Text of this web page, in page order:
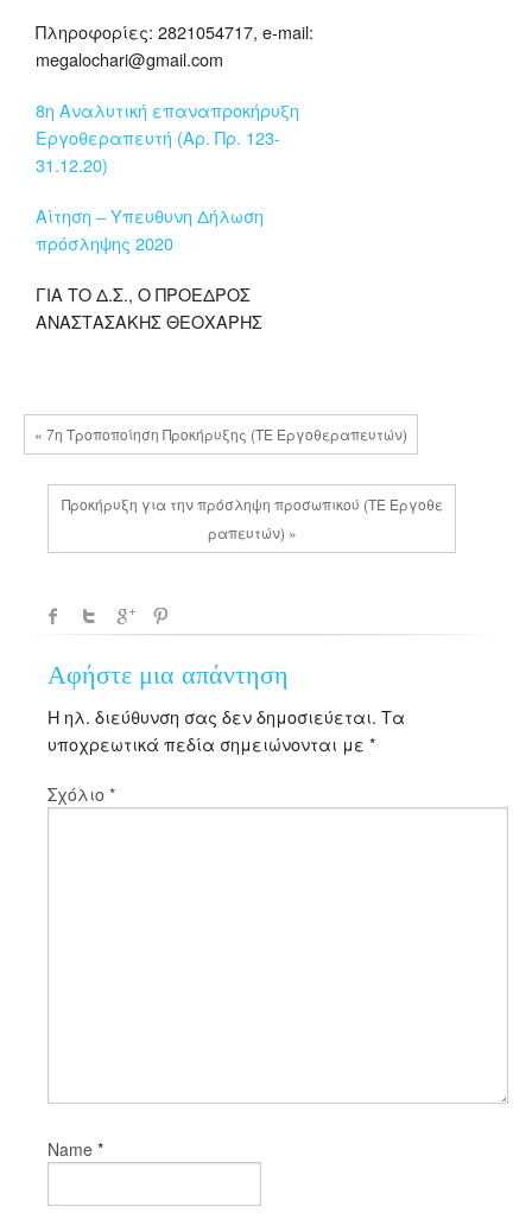
Πληροφορίες: 2821054717, e-mail:
megalochari@gmail.com
8η Αναλυτική επαναπροκήρυξη
Εργοθεραπευτή (Αρ. Πρ. 123-
31.12.20)
Αίτηση – Υπευθυνη Δήλωση
πρόσληψης 2020
ΓΙΑ ΤΟ Δ.Σ., Ο ΠΡΟΕΔΡΟΣ
ΑΝΑΣΤΑΣΑΚΗΣ ΘΕΟΧΑΡΗΣ
« 7η Τροποποίηση Προκήρυξης (ΤΕ Εργοθεραπευτών)
Προκήρυξη για την πρόσληψη προσωπικού (ΤΕ Εργοθε
ραπευτών) »
Αφήστε μια απάντηση
Η ηλ. διεύθυνση σας δεν δημοσιεύεται. Τα
υποχρεωτικά πεδία σημειώνονται με *
Σχόλιο *
Name *